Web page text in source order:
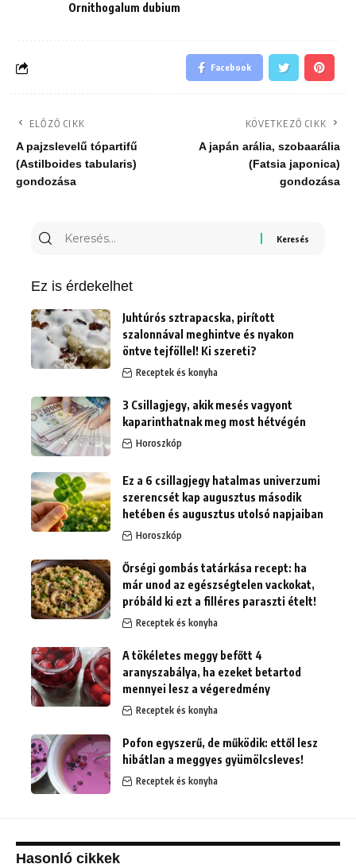
Ornithogalum dubium
Facebook
ELŐZŐ CIKK
A pajzslevelű tópartifű
(Astilboides tabularis)
gondozása
KÖVETKEZŐ CIKK
A japán arália, szobaarália
(Fatsia japonica)
gondozása
Keresés
Ez is érdekelhet
Juhtúrós sztrapacska, pirított
szalonnával meghintve és nyakon
öntve tejföllel! Ki szereti?
Receptek és konyha
3 Csillagjegy, akik mesés vagyont
kaparinthatnak meg most hétvégén
Horoszkóp
Ez a 6 csillagjegy hatalmas univerzumi
szerencsét kap augusztus második
hetében és augusztus utolsó napjaiban
Horoszkóp
Őrségi gombás tatárkása recept: ha
már unod az egészségtelen vackokat,
próbáld ki ezt a filléres paraszti ételt!
Receptek és konyha
A tökéletes meggy befőtt 4
aranyszabálya, ha ezeket betartod
mennyei lesz a végeredmény
Receptek és konyha
Pofon egyszerű, de működik: ettől lesz
hibátlan a meggyes gyümölcsleves!
Receptek és konyha
Hasonló cikkek